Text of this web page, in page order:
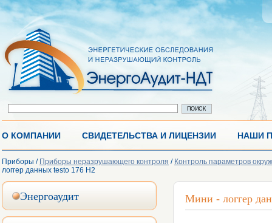
О КОМПАНИИ СВИДЕТЕЛЬСТВА И ЛИЦЕНЗИИ НАШИ
Приборы / Приборы неразрушающего контроля / Контроль параметров
логгер данных testo 176 H2
Энергоаудит Мини - логгер